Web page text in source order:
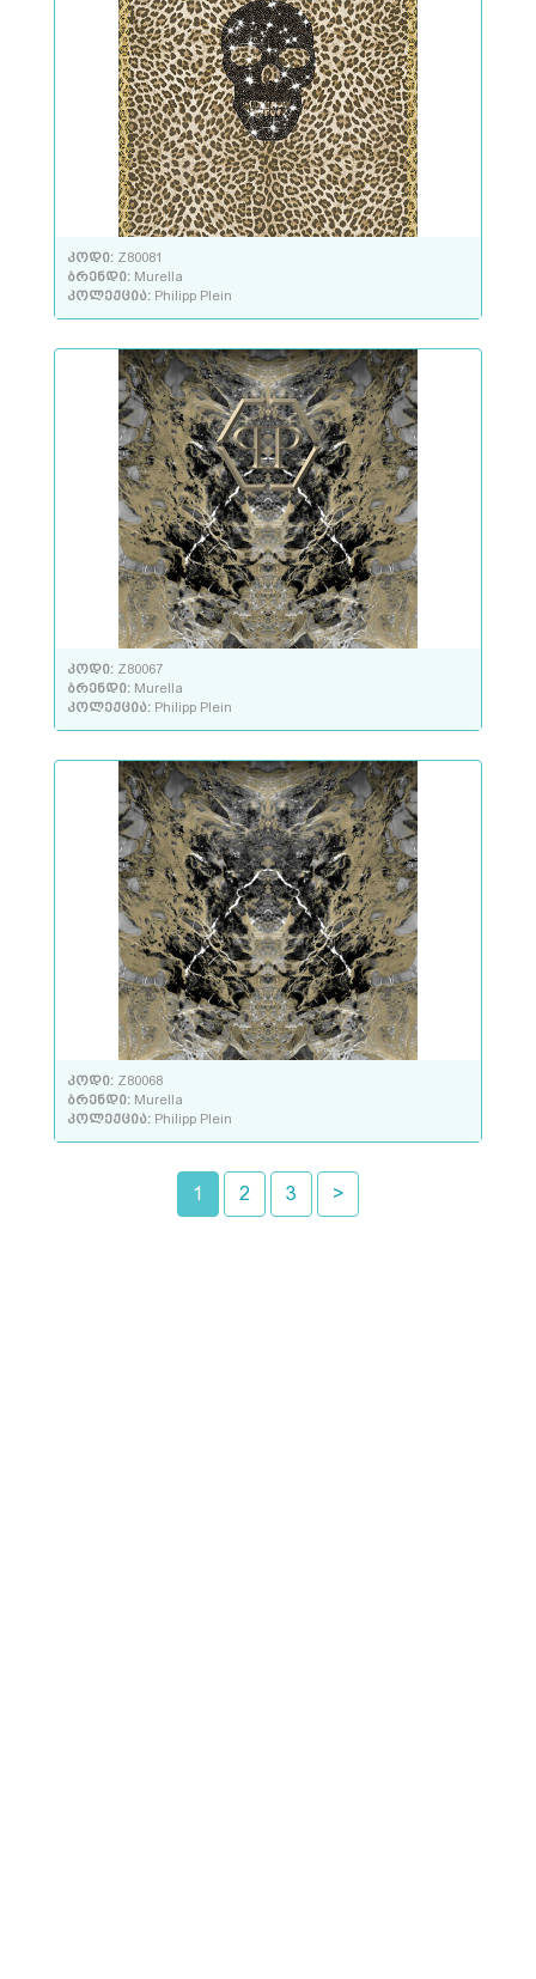
კოდი: Z80081
ბრენდი: Murella
კოლექცია: Philipp Plein
კოდი: Z80067
ბრენდი: Murella
კოლექცია: Philipp Plein
კოდი: Z80068
ბრენდი: Murella
კოლექცია: Philipp Plein
1 2 3 >